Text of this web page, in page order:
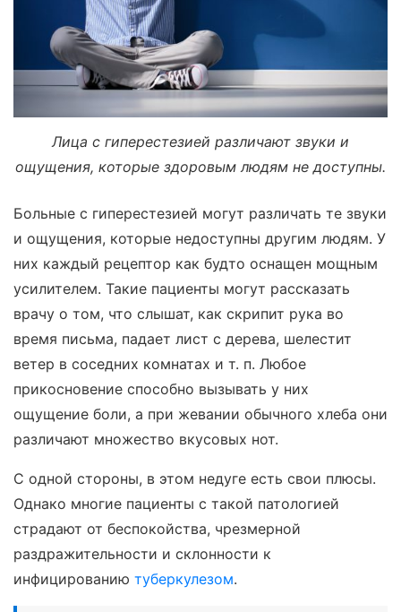
Лица с гиперестезией различают звуки и
ощущения, которые здоровым людям не доступны.
Больные с гиперестезией могут различать те звуки
и ощущения, которые недоступны другим людям. У
них каждый рецептор как будто оснащен мощным
усилителем. Такие пациенты могут рассказать
врачу о том, что слышат, как скрипит рука во
время письма, падает лист с дерева, шелестит
ветер в соседних комнатах и т. п. Любое
прикосновение способно вызывать у них
ощущение боли, а при жевании обычного хлеба они
различают множество вкусовых нот.
С одной стороны, в этом недуге есть свои плюсы.
Однако многие пациенты с такой патологией
страдают от беспокойства, чрезмерной
раздражительности и склонности к
инфицированию туберкулезом.